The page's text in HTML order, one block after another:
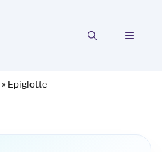
MENU
» Epiglotte